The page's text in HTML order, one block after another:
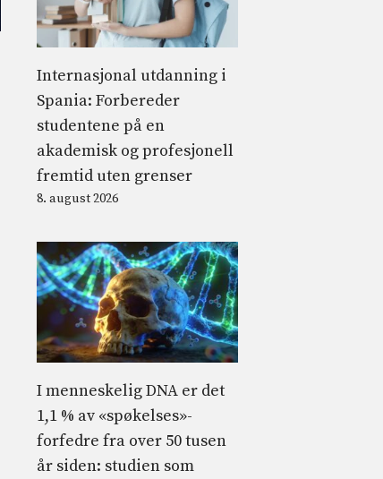
Internasjonal utdanning i
Spania: Forbereder
studentene på en
akademisk og profesjonell
fremtid uten grenser
8. august 2026
I menneskelig DNA er det
1,1 % av «spøkelses»-
forfedre fra over 50 tusen
år siden: studien som